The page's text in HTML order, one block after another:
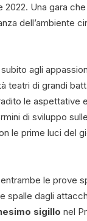
2022. Una gara
dell’ambiente
agli
teatri di grandi
le aspettative
di sviluppo
le prime luci del
le prove
spalle dagli
sigillo nel